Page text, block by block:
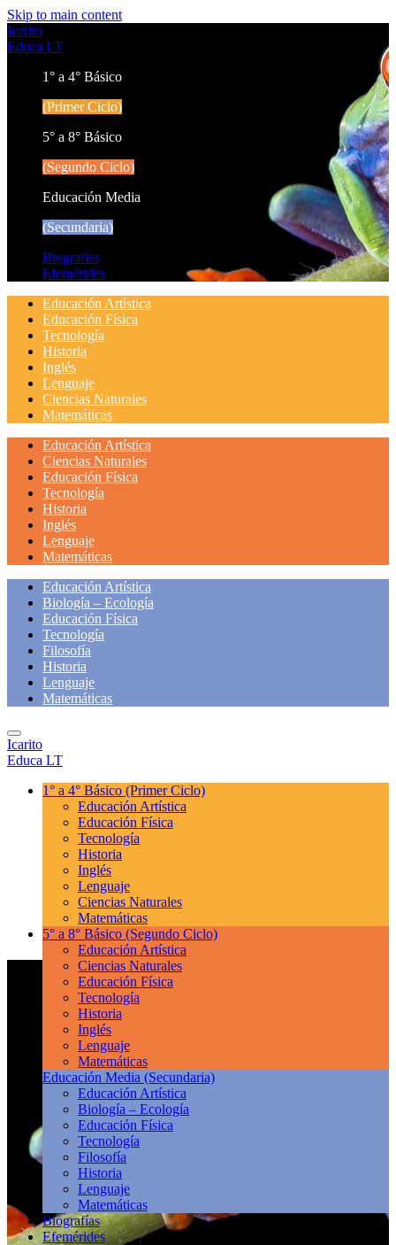
Skip to main content
Icarito
Educa LT
1° a 4° Básico
(Primer Ciclo)
5° a 8° Básico
(Segundo Ciclo)
Educación Media
(Secundaria)
Biografías
Efemérides
Educación Artística
Educación Física
Tecnología
Historia
Inglés
Lenguaje
Ciencias Naturales
Matemáticas
Educación Artística
Ciencias Naturales
Educación Física
Tecnología
Historia
Inglés
Lenguaje
Matemáticas
Educación Artística
Biología – Ecología
Educación Física
Tecnología
Filosofía
Historia
Lenguaje
Matemáticas
Icarito
Educa LT
1° a 4° Básico (Primer Ciclo)
Educación Artística
Educación Física
Tecnología
Historia
Inglés
Lenguaje
Ciencias Naturales
Matemáticas
5° a 8° Básico (Segundo Ciclo)
Educación Artística
Ciencias Naturales
Educación Física
Tecnología
Historia
Inglés
Lenguaje
Matemáticas
Educación Media (Secundaria)
Educación Artística
Biología – Ecología
Educación Física
Tecnología
Filosofía
Historia
Lenguaje
Matemáticas
Biografías
Efemérides